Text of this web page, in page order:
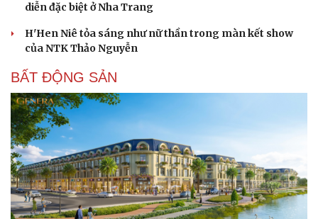
diễn đặc biệt ở Nha Trang
H'Hen Niê tỏa sáng như nữ thần trong màn kết show
của NTK Thảo Nguyễn
BẤT ĐỘNG SẢN